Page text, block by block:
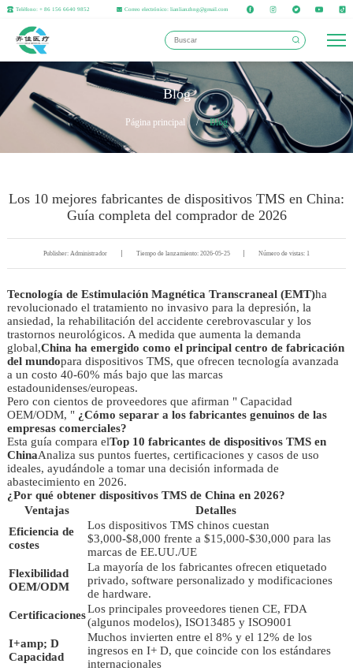
Teléfono: + 86 156 6640 9852 Correo electrónico: lianlianzhng@gmail.com
Blog
Página principal / Blog
Los 10 mejores fabricantes de dispositivos TMS en China:
Guía completa del comprador de 2026
Publisher: Administrador Tiempo de lanzamiento: 2026-05-25 Número de vistas: 1
Tecnología de Estimulación Magnética Transcraneal (EMT)ha
revolucionado el tratamiento no invasivo para la depresión, la
ansiedad, la rehabilitación del accidente cerebrovascular y los
trastornos neurológicos. A medida que aumenta la demanda
global,China ha emergido como el principal centro de fabricación
del mundopara dispositivos TMS, que ofrecen tecnología avanzada
a un costo 40-60% más bajo que las marcas
estadounidenses/europeas.
Pero con cientos de proveedores que afirman " Capacidad
OEM/ODM, "¿Cómo separar a los fabricantes genuinos de las
empresas comerciales?
Esta guía compara elTop 10 fabricantes de dispositivos TMS en
ChinaAnaliza sus puntos fuertes, certificaciones y casos de uso
ideales, ayudándole a tomar una decisión informada de
abastecimiento en 2026.
¿Por qué obtener dispositivos TMS de China en 2026?
Ventajas
Detalles
Eficiencia de
costes
Los dispositivos TMS chinos cuestan
$3,000-$8,000 frente a $15,000-$30,000 para las
marcas de EE.UU./UE
Flexibilidad
OEM/ODM
La mayoría de los fabricantes ofrecen etiquetado
privado, software personalizado y modificaciones
de hardware.
CertificacionesLos principales proveedores tienen CE, FDA
(algunos modelos), ISO13485 y ISO9001
I+amp; D
Capacidad
Muchos invierten entre el 8% y el 12% de los
ingresos en I+ D, que coincide con los estándares
internacionales